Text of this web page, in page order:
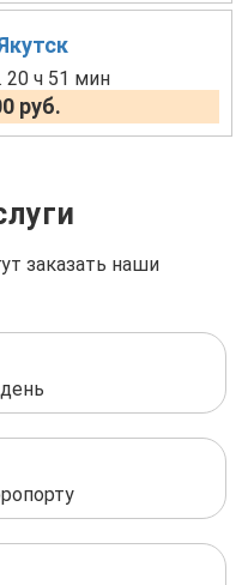
20 ч 51 мин
руб.
заказать наши